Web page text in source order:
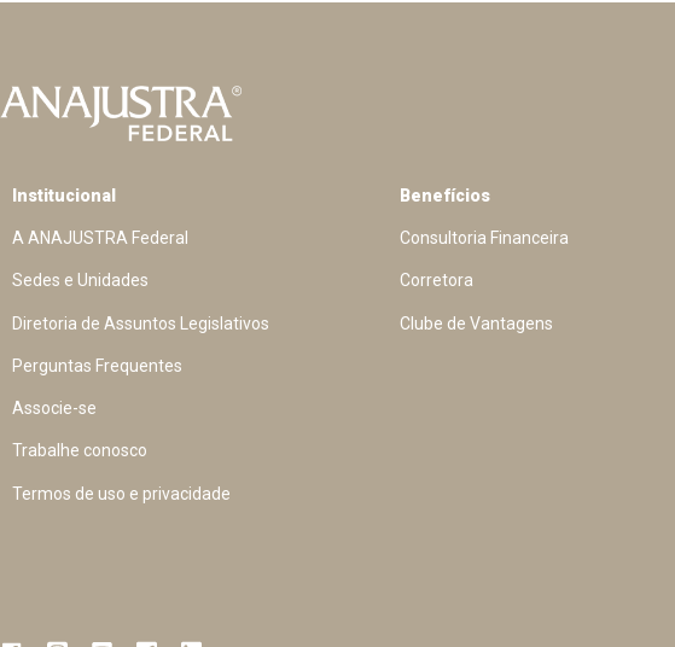
Institucional
A ANAJUSTRA Federal
Sedes e Unidades
Diretoria de Assuntos Legislativos
Perguntas Frequentes
Associe-se
Trabalhe conosco
Termos de uso e privacidade
Benefícios
Consultoria Financeira
Corretora
Clube de Vantagens